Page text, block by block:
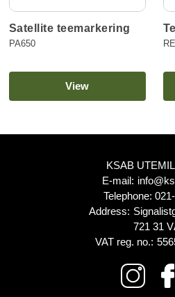
Satellite teemarkering
PA650
View
KSAB
E-mail:
Telephone:
Address:
721 31
VAT reg. no.: